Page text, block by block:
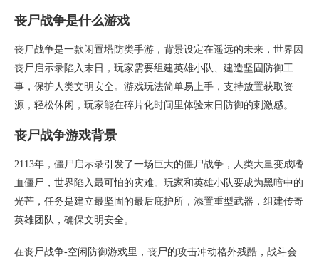
丧尸战争是什么游戏
丧尸战争是一款闲置塔防类手游，背景设定在遥远的未来，世界因
丧尸启示录陷入末日，玩家需要组建英雄小队、建造坚固防御工
事，保护人类文明安全。游戏玩法简单易上手，支持放置获取资
源，轻松休闲，玩家能在碎片化时间里体验末日防御的刺激感。
丧尸战争游戏背景
2113年，僵尸启示录引发了一场巨大的僵尸战争，人类大量变成嗜
血僵尸，世界陷入最可怕的灾难。玩家和英雄小队要成为黑暗中的
光芒，任务是建立最坚固的最后庇护所，添置重型武器，组建传奇
英雄团队，确保文明安全。
在丧尸战争-空闲防御游戏里，丧尸的攻击冲动格外残酷，战斗会